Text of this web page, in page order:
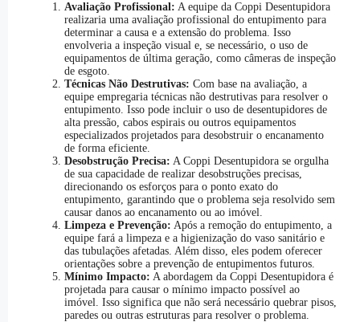
Avaliação Profissional: A equipe da Coppi Desentupidora
realizaria uma avaliação profissional do entupimento para
determinar a causa e a extensão do problema. Isso
envolveria a inspeção visual e, se necessário, o uso de
equipamentos de última geração, como câmeras de inspeção
de esgoto.
Técnicas Não Destrutivas: Com base na avaliação, a
equipe empregaria técnicas não destrutivas para resolver o
entupimento. Isso pode incluir o uso de desentupidores de
alta pressão, cabos espirais ou outros equipamentos
especializados projetados para desobstruir o encanamento
de forma eficiente.
Desobstrução Precisa: A Coppi Desentupidora se orgulha
de sua capacidade de realizar desobstruções precisas,
direcionando os esforços para o ponto exato do
entupimento, garantindo que o problema seja resolvido sem
causar danos ao encanamento ou ao imóvel.
Limpeza e Prevenção: Após a remoção do entupimento, a
equipe fará a limpeza e a higienização do vaso sanitário e
das tubulações afetadas. Além disso, eles podem oferecer
orientações sobre a prevenção de entupimentos futuros.
Mínimo Impacto: A abordagem da Coppi Desentupidora é
projetada para causar o mínimo impacto possível ao
imóvel. Isso significa que não será necessário quebrar pisos,
paredes ou outras estruturas para resolver o problema.